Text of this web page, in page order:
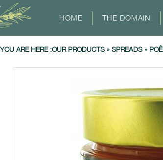
HOME THE DOMAIN
YOU ARE HERE :OUR PRODUCTS » SPREADS »